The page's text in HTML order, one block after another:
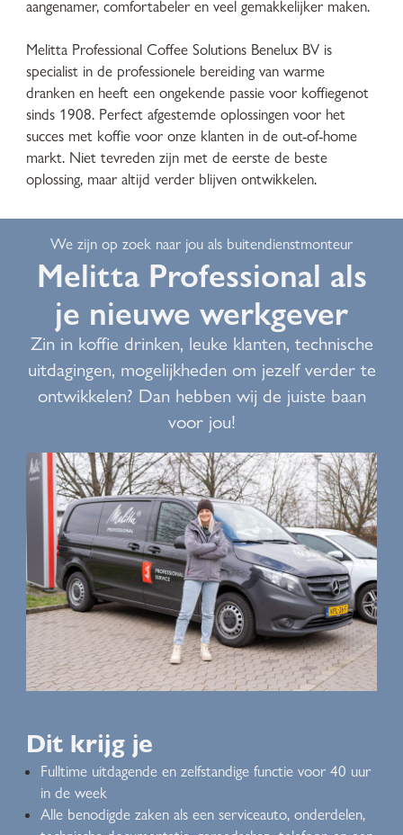
aangenamer, comfortabeler en veel gemakkelijker maken.
Melitta Professional Coffee Solutions Benelux BV is
specialist in de professionele bereiding van warme
dranken en heeft een ongekende passie voor koffiegenot
sinds 1908. Perfect afgestemde oplossingen voor het
succes met koffie voor onze klanten in de out-of-home
markt. Niet tevreden zijn met de eerste de beste
oplossing, maar altijd verder blijven ontwikkelen.
We zijn op zoek naar jou als buitendienstmonteur
Melitta Professional als
je nieuwe werkgever
Zin in koffie drinken, leuke klanten, technische
uitdagingen, mogelijkheden om jezelf verder te
ontwikkelen? Dan hebben wij de juiste baan
voor jou!
Dit krijg je
Fulltime uitdagende en zelfstandige functie voor 40 uur
in de week
Alle benodigde zaken als een serviceauto, onderdelen,